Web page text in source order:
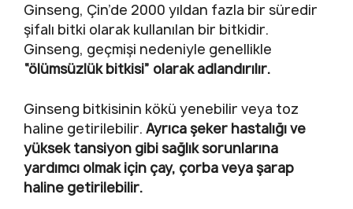
Ginseng, Çin’de 2000 yıldan fazla bir süredir
şifalı bitki olarak kullanılan bir bitkidir.
Ginseng, geçmişi nedeniyle genellikle
“ölümsüzlük bitkisi” olarak adlandırılır.
Ginseng bitkisinin kökü yenebilir veya toz
haline getirilebilir. Ayrıca şeker hastalığı ve
yüksek tansiyon gibi sağlık sorunlarına
yardımcı olmak için çay, çorba veya şarap
haline getirilebilir.